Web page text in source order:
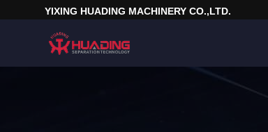
YIXING HUADING MACHINERY CO.,LTD.